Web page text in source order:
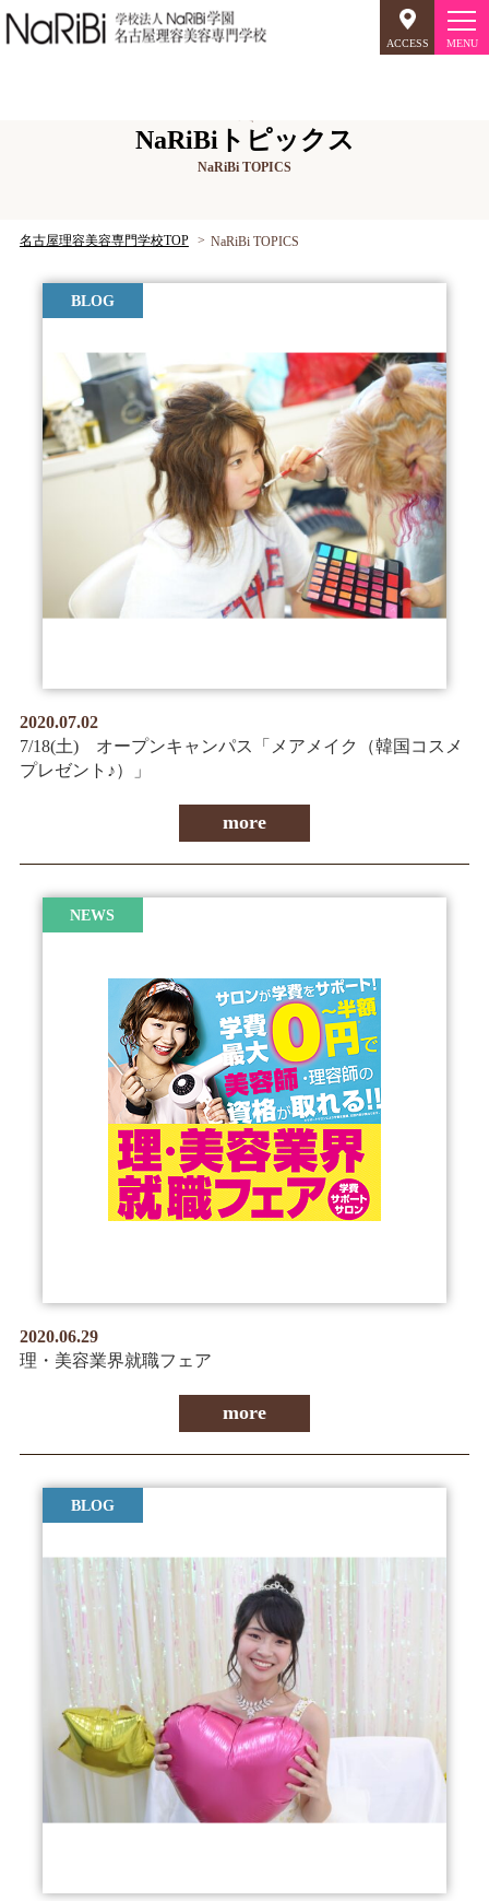
ACCESS
オープンキャンパス
NaRiBiのミリョク
入学案内
就職について
学生・保護者向け
一般サロン向け
後援会向け
サイトマップ
NaRiBiトピックス
NaRiBi TOPICS
名古屋理容美容専門学校TOP NaRiBi TOPICS
BLOG
2020.07.02
7/18(土) オープンキャンパス「メアメイク（韓国コスメ
プレゼント♪）」
more
NEWS
2020.06.29
理・美容業界就職フェア
more
BLOG